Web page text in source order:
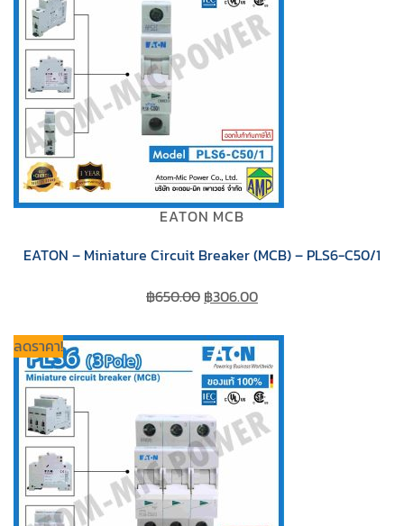
EATON MCB
EATON – Miniature Circuit Breaker (MCB) – PLS6-C50/1
฿650.00 Original
was:
฿650.00.
฿306.00Current
is:
฿306.00.
ลดราคา!